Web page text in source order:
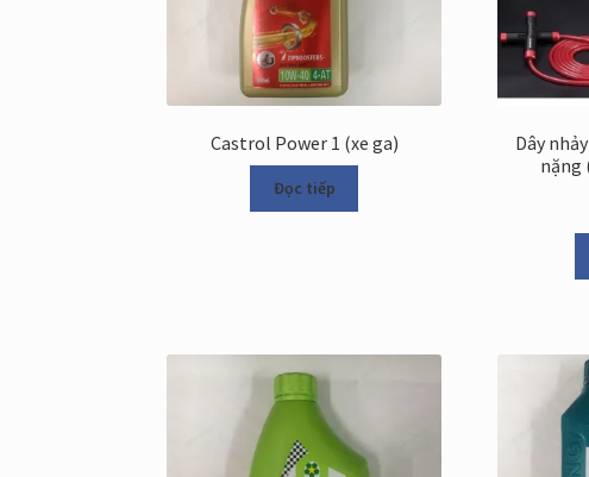
Castrol Power 1 (xe ga)
Đọc tiếp
Dây
nặng